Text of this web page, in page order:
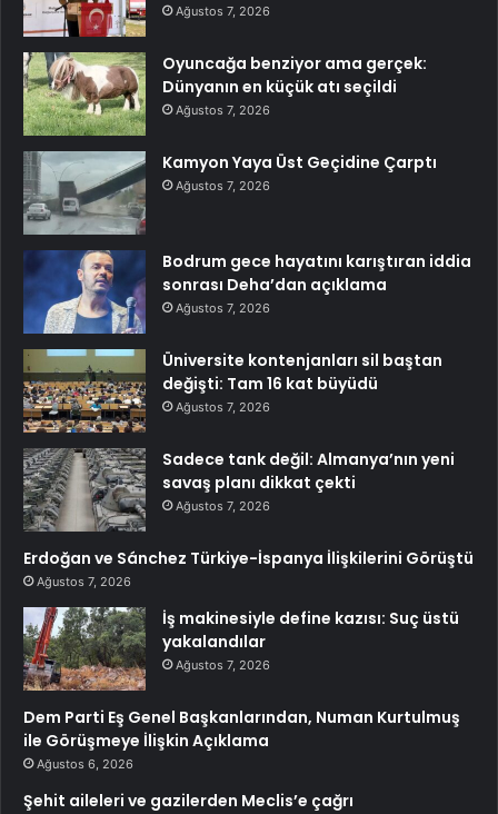
Ağustos 7, 2026
Oyuncağa benziyor ama gerçek:
Dünyanın en küçük atı seçildi
Ağustos 7, 2026
Kamyon Yaya Üst Geçidine Çarptı
Ağustos 7, 2026
Bodrum gece hayatını karıştıran iddia
sonrası Deha’dan açıklama
Ağustos 7, 2026
Üniversite kontenjanları sil baştan
değişti: Tam 16 kat büyüdü
Ağustos 7, 2026
Sadece tank değil: Almanya’nın yeni
savaş planı dikkat çekti
Ağustos 7, 2026
Erdoğan ve Sánchez Türkiye-İspanya İlişkilerini Görüştü
Ağustos 7, 2026
İş makinesiyle define kazısı: Suç üstü
yakalandılar
Ağustos 7, 2026
Dem Parti Eş Genel Başkanlarından, Numan Kurtulmuş
ile Görüşmeye İlişkin Açıklama
Ağustos 6, 2026
Şehit aileleri ve gazilerden Meclis’e çağrı